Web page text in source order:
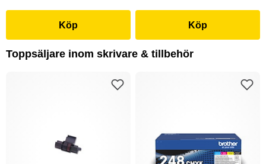
Köp Köp
Toppsäljare inom skrivare & tillbehör